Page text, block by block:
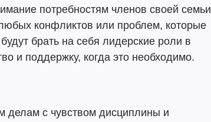
потребностям членов своей семьи
конфликтов или проблем, которые
брать на себя лидерские роли в
и поддержку, когда это необходимо.
делам с чувством дисциплины и